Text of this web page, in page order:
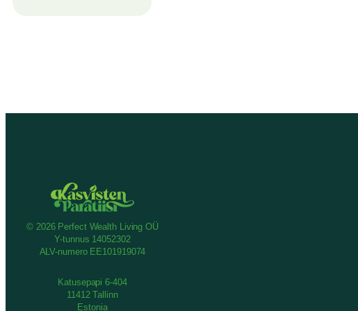
© 2026 Perfect Wealth Living OÜ
Y-tunnus 14052302
ALV-numero EE101919074
Katusepapi 6-404
11412 Tallinn
Estonia